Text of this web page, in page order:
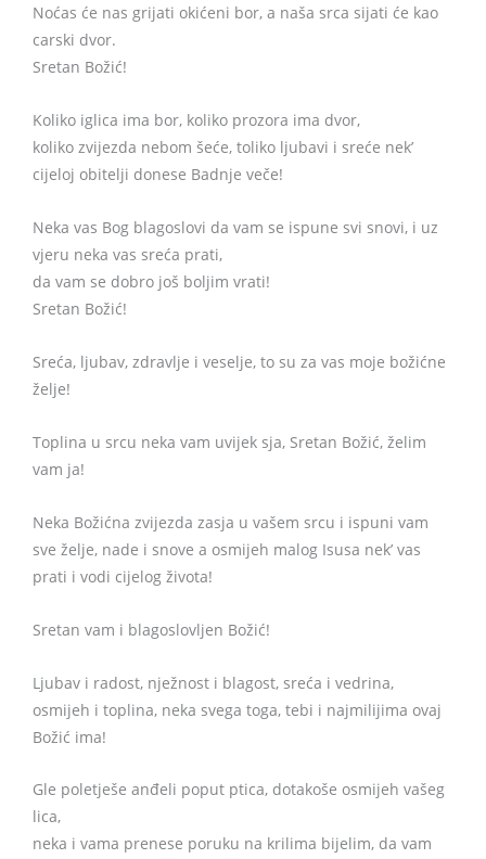
Noćas će nas grijati okićeni bor, a naša srca sijati će kao
carski dvor.
Sretan Božić!
Koliko iglica ima bor, koliko prozora ima dvor,
koliko zvijezda nebom šeće, toliko ljubavi i sreće nek’
cijeloj obitelji donese Badnje veče!
Neka vas Bog blagoslovi da vam se ispune svi snovi, i uz
vjeru neka vas sreća prati,
da vam se dobro još boljim vrati!
Sretan Božić!
Sreća, ljubav, zdravlje i veselje, to su za vas moje božićne
želje!
Toplina u srcu neka vam uvijek sja, Sretan Božić, želim
vam ja!
Neka Božićna zvijezda zasja u vašem srcu i ispuni vam
sve želje, nade i snove a osmijeh malog Isusa nek’ vas
prati i vodi cijelog života!
Sretan vam i blagoslovljen Božić!
Ljubav i radost, nježnost i blagost, sreća i vedrina,
osmijeh i toplina, neka svega toga, tebi i najmilijima ovaj
Božić ima!
Gle poletješe anđeli poput ptica, dotakoše osmijeh vašeg
lica,
neka i vama prenese poruku na krilima bijelim, da vam